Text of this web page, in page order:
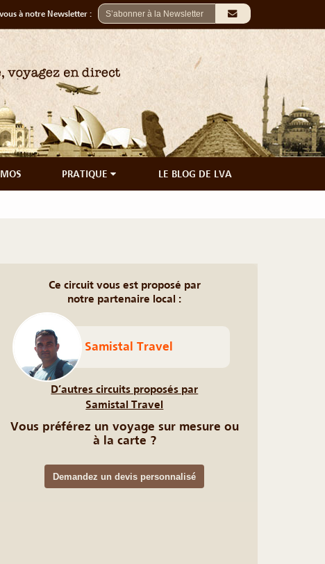
à notre Newsletter :
PRATIQUE LE BLOG DE LVA
Ce circuit vous est proposé par
notre partenaire local :
Samistal Travel
D’autres circuits proposés par
Samistal Travel
Vous préférez un voyage sur mesure ou
à la carte ?
Demandez un devis personnalisé